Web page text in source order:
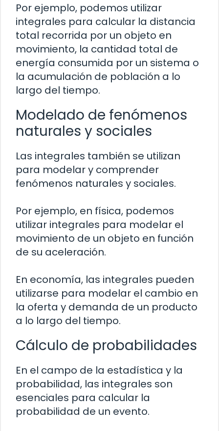
Por ejemplo, podemos utilizar
integrales para calcular la distancia
total recorrida por un objeto en
movimiento, la cantidad total de
energía consumida por un sistema o
la acumulación de población a lo
largo del tiempo.
Modelado de fenómenos
naturales y sociales
Las integrales también se utilizan
para modelar y comprender
fenómenos naturales y sociales.
Por ejemplo, en física, podemos
utilizar integrales para modelar el
movimiento de un objeto en función
de su aceleración.
En economía, las integrales pueden
utilizarse para modelar el cambio en
la oferta y demanda de un producto
a lo largo del tiempo.
Cálculo de probabilidades
En el campo de la estadística y la
probabilidad, las integrales son
esenciales para calcular la
probabilidad de un evento.